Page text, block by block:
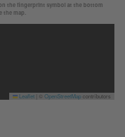
the fingerprint symbol at the bottom
the map.
Leaflet OpenStreetMapcontributors